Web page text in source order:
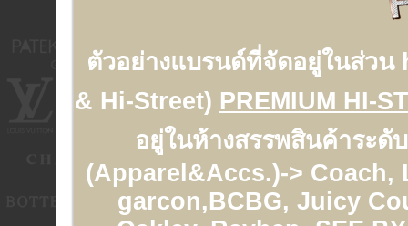
ตัวอย่างแบรนด์ที่จัดอยู่ในส่วน
& Hi-Street) PREMIUM HI-
อยู่ในห้างสรรพสินค้าระดั
(Apparel&Accs.)-> Coach,
garcon,BCBG, Juicy